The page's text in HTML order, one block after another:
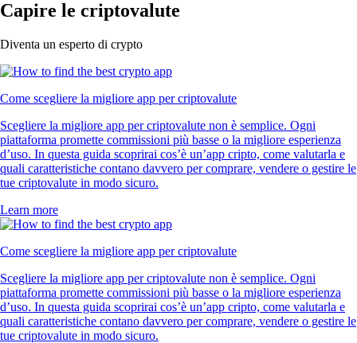
Capire le criptovalute
Diventa un esperto di crypto
Come scegliere la migliore app per criptovalute
Scegliere la migliore app per criptovalute non è semplice. Ogni
piattaforma promette commissioni più basse o la migliore esperienza
d’uso. In questa guida scoprirai cos’è un’app cripto, come valutarla e
quali caratteristiche contano davvero per comprare, vendere o gestire le
tue criptovalute in modo sicuro.
Learn more
Come scegliere la migliore app per criptovalute
Scegliere la migliore app per criptovalute non è semplice. Ogni
piattaforma promette commissioni più basse o la migliore esperienza
d’uso. In questa guida scoprirai cos’è un’app cripto, come valutarla e
quali caratteristiche contano davvero per comprare, vendere o gestire le
tue criptovalute in modo sicuro.